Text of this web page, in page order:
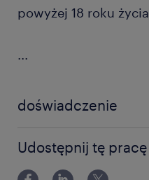
powyżej 18 roku życia
...
doświadczenie
Udostępnij tę pracę